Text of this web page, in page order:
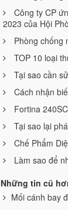
Công ty CP
2023 của Hội
Phòng chống
TOP 10 loại
Tại sao cần
Cách nhận
Fortina
Tại sao lại
Chế Phẩm
Làm sao để
Những tin cũ
Mối cánh bay